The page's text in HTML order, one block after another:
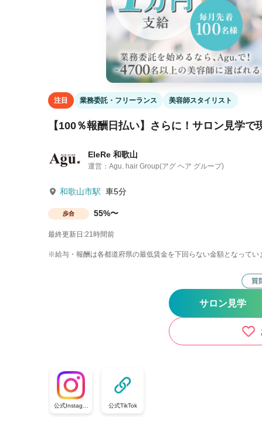
注目 業務委託・フリーランス 美容師スタイリスト
【100％報酬日払い】さらに！サロン見学で
EleRe 和歌山
運営：Agu. hair Group(アグ ヘア グループ)
和歌山市駅 車5分
歩合 55%〜
最終更新日:21時間前
※給与・報酬は各都道府県の最低賃金を下回らない金額となってい
サロン見学
公式Instagra
m
公式TikTok